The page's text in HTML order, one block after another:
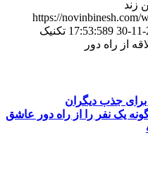
زند
https://novinbinesh.com/
9 تکنیک
از راه دور
جذب دیگران
یک نفر را از راه دور عاشق